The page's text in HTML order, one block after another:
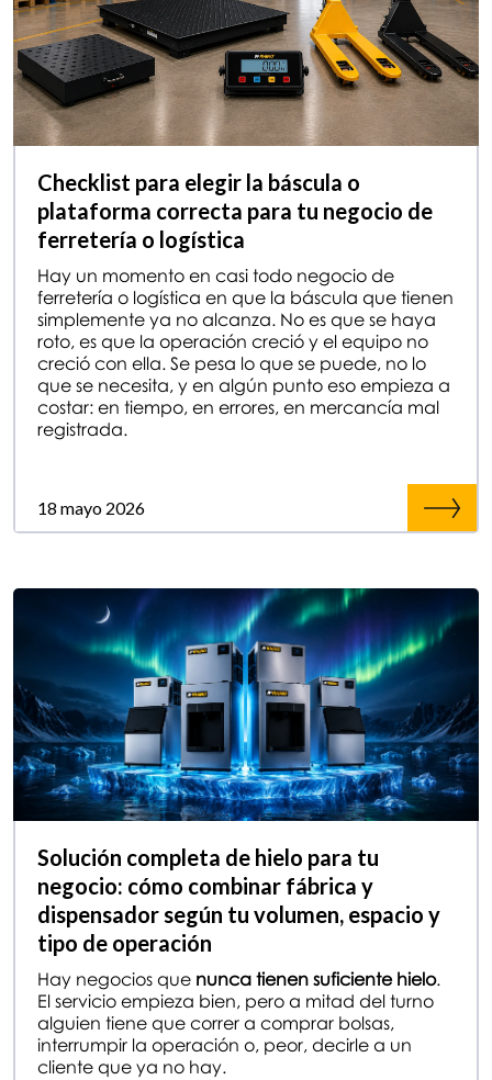
Checklist para elegir la báscula o
plataforma correcta para tu negocio de
ferretería o logística
Hay un momento en casi todo negocio de
ferretería o logística en que la báscula que tienen
simplemente ya no alcanza. No es que se haya
roto, es que la operación creció y el equipo no
creció con ella. Se pesa lo que se puede, no lo
que se necesita, y en algún punto eso empieza a
costar: en tiempo, en errores, en mercancía mal
registrada.
18 mayo 2026
Solución completa de hielo para tu
negocio: cómo combinar fábrica y
dispensador según tu volumen, espacio y
tipo de operación
Hay negocios que nunca tienen suficiente hielo.
El servicio empieza bien, pero a mitad del turno
alguien tiene que correr a comprar bolsas,
interrumpir la operación o, peor, decirle a un
cliente que ya no hay.